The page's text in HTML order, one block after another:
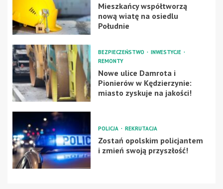
Mieszkańcy współtworzą
nową wiatę na osiedlu
Południe
BEZPIECZEŃSTWO
INWESTYCJE
REMONTY
Nowe ulice Damrota i
Pionierów w Kędzierzynie:
miasto zyskuje na jakości!
POLICJA REKRUTACJA
Zostań opolskim policjantem
i zmień swoją przyszłość!